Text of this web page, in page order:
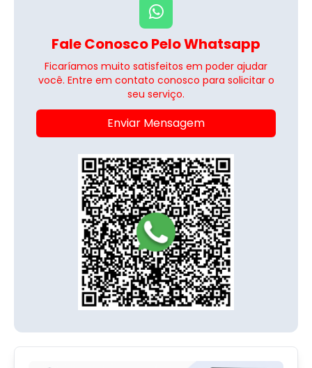
Fale Conosco Pelo Whatsapp
Ficaríamos muito satisfeitos em poder ajudar
você. Entre em contato conosco para solicitar o
seu serviço.
Enviar Mensagem